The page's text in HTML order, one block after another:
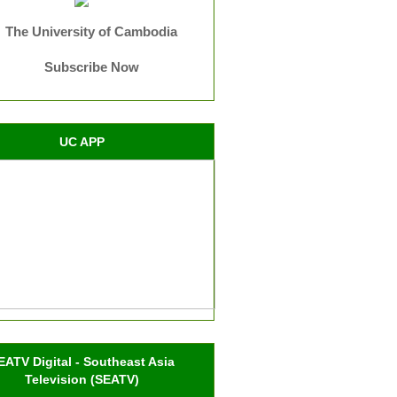
The University of Cambodia
Subscribe Now
UC APP
Digital - Southeast Asia
Television (SEATV)